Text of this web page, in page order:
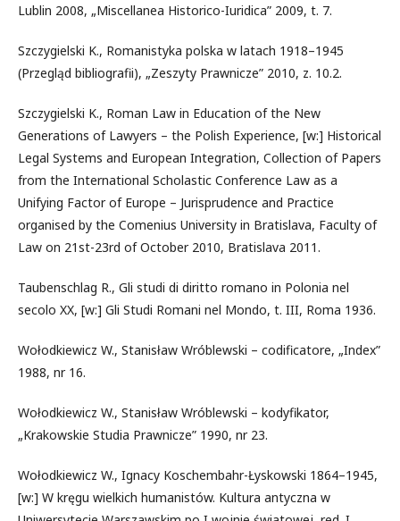
Lublin 2008, „Miscellanea Historico-Iuridica” 2009, t. 7.
Szczygielski K., Romanistyka polska w latach 1918–1945
(Przegląd bibliografii), „Zeszyty Prawnicze” 2010, z. 10.2.
Szczygielski K., Roman Law in Education of the New
Generations of Lawyers – the Polish Experience, [w:] Historical
Legal Systems and European Integration, Collection of Papers
from the International Scholastic Conference Law as a
Unifying Factor of Europe – Jurisprudence and Practice
organised by the Comenius University in Bratislava, Faculty of
Law on 21st-23rd of October 2010, Bratislava 2011.
Taubenschlag R., Gli studi di diritto romano in Polonia nel
secolo XX, [w:] Gli Studi Romani nel Mondo, t. III, Roma 1936.
Wołodkiewicz W., Stanisław Wróblewski – codificatore, „Index”
1988, nr 16.
Wołodkiewicz W., Stanisław Wróblewski – kodyfikator,
„Krakowskie Studia Prawnicze” 1990, nr 23.
Wołodkiewicz W., Ignacy Koschembahr-Łyskowski 1864–1945,
[w:] W kręgu wielkich humanistów. Kultura antyczna w